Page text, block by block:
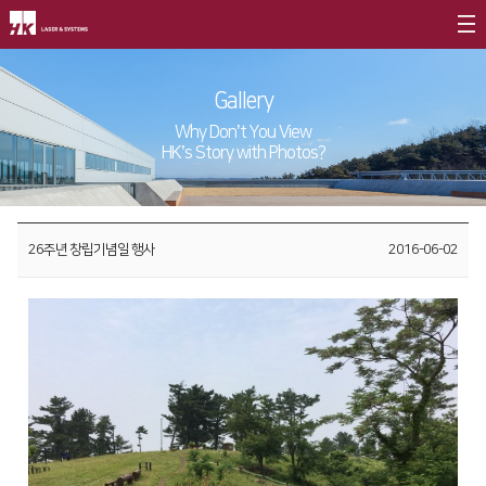
CEO
Company Briefing
Company History
CI
Value Management∨
Vision Statement
Branches∨
Products
Fiber
RS3015
FS3015
FL3015
Press Brake
Deburring Machine
Customer Support
Data Archive
CSR
Gallery
Why Don’t You View
HK’s Story with Photos?
26주년 창립기념일 행사 2016-06-02